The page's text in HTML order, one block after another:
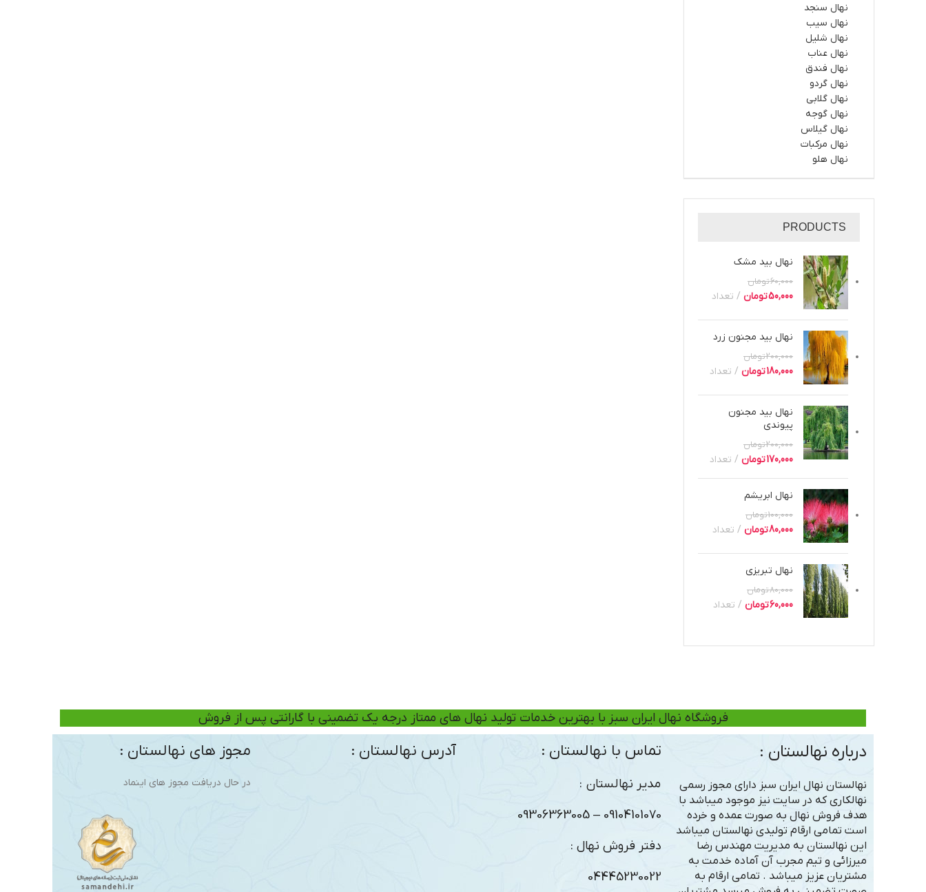
نهال سنجد
نهال سیب
نهال شلیل
نهال عناب
نهال فندق
نهال گردو
نهال گلابی
نهال گوجه
نهال گیلاس
نهال مرکبات
نهال هلو
PRODUCTS
نهال بید مشک
60,000تومان
50,000تومان تعداد
نهال بید مجنون زرد
200,000تومان
180,000تومان تعداد
نهال بید مجنون
پیوندی
200,000تومان
170,000تومان تعداد
نهال ابریشم
100,000تومان
80,000تومان تعداد
نهال تبریزی
80,000تومان
60,000تومان تعداد
فروشگاه نهال ایران سبز با بهترین خدمات تولید نهال های ممتاز درجه یک تضمینی با گارانتی پس از فروش
درباره نهالستان :
نهالستان نهال ایران سبز دارای مجوز رسمی
نهالکاری که در سایت نیز موجود میباشد با
هدف فروش نهال به صورت عمده و خرده
است تمامی ارقام تولیدی نهالستان میباشد
این نهالستان به مدیریت مهندس رضا
میرزائی و تیم مجرب آن آماده خدمت به
مشتریان عزیز میباشد . تمامی ارقام به
تماس با نهالستان :
مدیر نهالستان :
09104101070 – 09306363005
دفتر فروش نهال :
04445230022
آدرس نهالستان : مجوز های نهالستان :
در حال دریافت مجوز های اینماد